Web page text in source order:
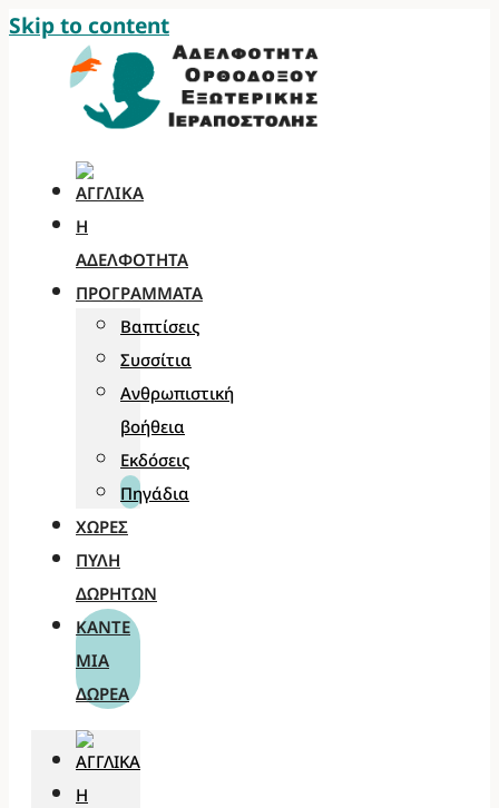
Skip to content
Η
ΑΔΕΛΦΌΤΗΤΑ
ΠΡΟΓΡΆΜΜΑΤΑ
Βαπτίσεις
Συσσίτια
Ανθρωπιστική
βοήθεια
Εκδόσεις
Πηγάδια
ΧΏΡΕΣ
ΠΎΛΗ
ΔΩΡΗΤΏΝ
ΚΆΝΤΕ
ΜΊΑ
ΔΩΡΕΆ
Η